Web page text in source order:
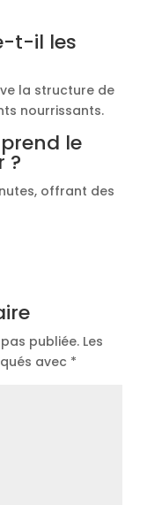
t-il les
la structure de
nourrissants.
le
?
offrant des
publiée. Les
avec *